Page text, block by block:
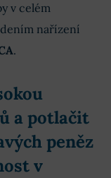
v celém
nařízení
.
a potlačit
peněz
v